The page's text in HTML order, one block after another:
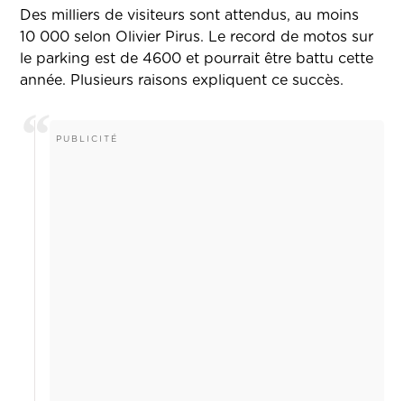
Des milliers de visiteurs sont attendus, au moins
10 000 selon Olivier Pirus. Le record de motos sur
le parking est de 4600 et pourrait être battu cette
année. Plusieurs raisons expliquent ce succès.